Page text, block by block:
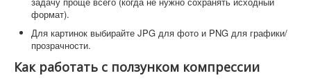
формат).
Для картинок выбирайте JPG для фото и PNG для графики/
прозрачности.
Как работать с ползунком компрессии